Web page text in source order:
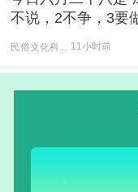
不说，2不争，3要
民俗文化科... 11小时前